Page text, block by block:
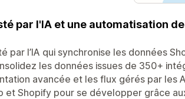
par l'IA et une automatisation
par l’IA qui synchronise les données
les données issues de 350+
avancée et les flux gérés par les
et Shopify pour se développer grâce